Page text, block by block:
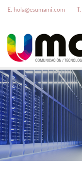
E. hola@esumami.com T.